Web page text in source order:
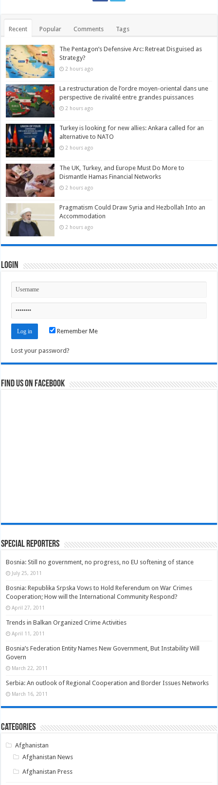
Recent Popular Comments Tags
The Pentagon’s Defensive Arc: Retreat Disguised as
Strategy?
2 hours ago
La restructuration de l’ordre moyen-oriental dans une
perspective de rivalité entre grandes puissances
2 hours ago
Turkey is looking for new allies: Ankara called for an
alternative to NATO
2 hours ago
The UK, Turkey, and Europe Must Do More to
Dismantle Hamas Financial Networks
2 hours ago
Pragmatism Could Draw Syria and Hezbollah Into an
Accommodation
2 hours ago
Login
Remember Me
Lost your password?
Find us on Facebook
Special Reporters
Bosnia: Still no government, no progress, no EU softening of stance
July 25, 2011
Bosnia: Republika Srpska Vows to Hold Referendum on War Crimes
Cooperation; How will the International Community Respond?
April 27, 2011
Trends in Balkan Organized Crime Activities
April 11, 2011
Bosnia’s Federation Entity Names New Government, But Instability Will
Govern
March 22, 2011
Serbia: An outlook of Regional Cooperation and Border Issues Networks
March 16, 2011
Categories
Afghanistan
Afghanistan News
Afghanistan Press